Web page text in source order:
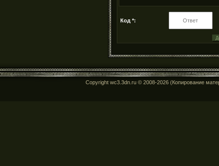
Код *:
Copyright wc3.3dn.ru © 2008-2026 (Копирование